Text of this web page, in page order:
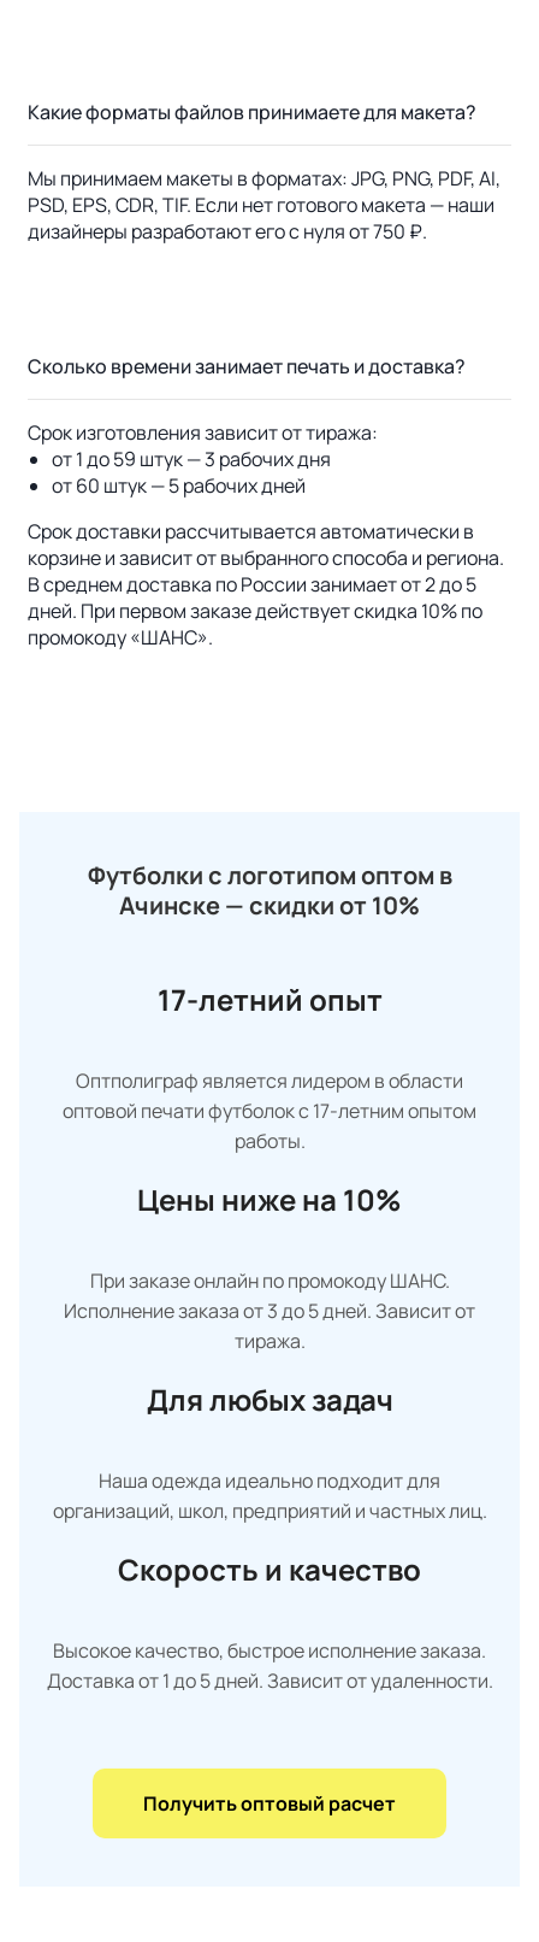
Какие форматы файлов принимаете для макета?
Мы принимаем макеты в форматах: JPG, PNG, PDF, AI,
PSD, EPS, CDR, TIF. Если нет готового макета — наши
дизайнеры разработают его с нуля от 750 ₽.
Сколько времени занимает печать и доставка?
Срок изготовления зависит от тиража:
от 1 до 59 штук — 3 рабочих дня
от 60 штук — 5 рабочих дней
Срок доставки рассчитывается автоматически в
корзине и зависит от выбранного способа и региона.
В среднем доставка по России занимает от 2 до 5
дней. При первом заказе действует скидка 10% по
промокоду «ШАНС».
Футболки с логотипом оптом в
Ачинске — скидки от 10%
17-летний опыт
Оптполиграф является лидером в области
оптовой печати футболок с 17-летним опытом
работы.
Цены ниже на 10%
При заказе онлайн по промокоду ШАНС.
Исполнение заказа от 3 до 5 дней. Зависит от
тиража.
Для любых задач
Наша одежда идеально подходит для
организаций, школ, предприятий и частных лиц.
Скорость и качество
Высокое качество, быстрое исполнение заказа.
Доставка от 1 до 5 дней. Зависит от удаленности.
Получить оптовый расчет